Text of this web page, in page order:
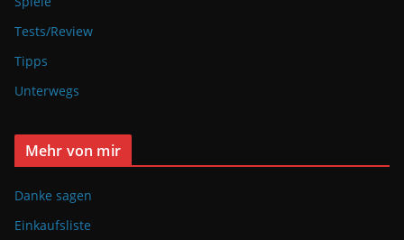
Tests/Review
Tipps
Unterwegs
Mehr von mir
Danke sagen
Einkaufsliste